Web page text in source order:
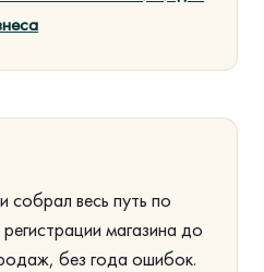
собрал весь путь по
магазина до
без года ошибок.